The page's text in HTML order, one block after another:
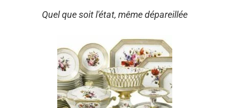
Quel que soit l'état, même dépareillée